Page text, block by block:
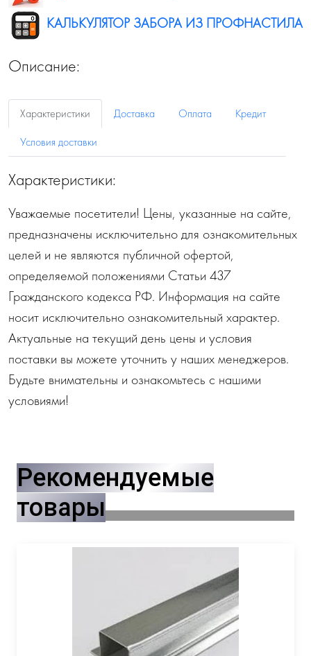
КАЛЬКУЛЯТОР ЗАБОРА ИЗ ПРОФНАСТИЛА
Описание:
Характеристики Доставка Оплата
Кредит
Условия доставки
Характеристики:
Уважаемые посетители! Цены, указанные на сайте,
предназначены исключительно для ознакомительных
целей и не являются публичной офертой,
определяемой положениями Статьи 437
Гражданского кодекса РФ. Информация на сайте
носит исключительно ознакомительный характер.
Актуальные на текущий день цены и условия
поставки вы можете уточнить у наших менеджеров.
Будьте внимательны и ознакомьтесь с нашими
условиями!
Рекомендуемые
товары